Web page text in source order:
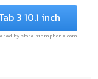
3 10.1 inch
by store.siamphone.com